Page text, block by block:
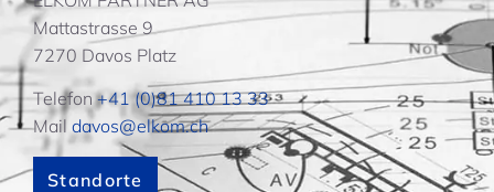
Mattastrasse 9
7270 Davos Platz
Telefon+41 (0)81 410 13 33
Mail davos@elkom.ch
Standorte